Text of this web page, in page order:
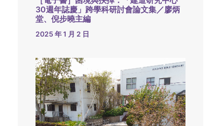
30週年誌慶」跨學科研討會論文集／廖炳
堂、倪步曉主編
2025 年 1 月 2 日